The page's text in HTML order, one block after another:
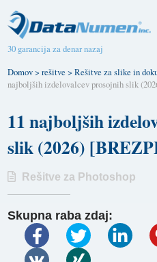
30 garancija za denar nazaj
Domov>rešitve >Rešitve za slike in
najboljših izdelovalcev prosojnih slik
11 najboljših
slik (2026)
Rešitve za Photoshop
Skupna raba zdaj: